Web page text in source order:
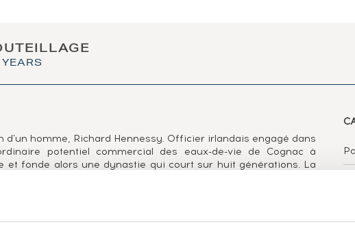
d'un homme, Richard Hennessy. Officier irlandais engagé dans
potentiel commercial des eaux-de-vie de Cognac à
fonde alors une dynastie qui court sur huit générations. La
de cognac d'exception et invente des appellations adoptées
Superior Old pale (VSOP) ou Extra Old (XO). En 250 ans
le leader mondial du cognac.